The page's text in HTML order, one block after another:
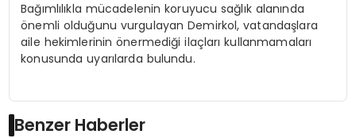
Bağımlılıkla mücadelenin koruyucu sağlık alanında
önemli olduğunu vurgulayan Demirkol, vatandaşlara
aile hekimlerinin önermediği ilaçları kullanmamaları
konusunda uyarılarda bulundu.
Benzer Haberler